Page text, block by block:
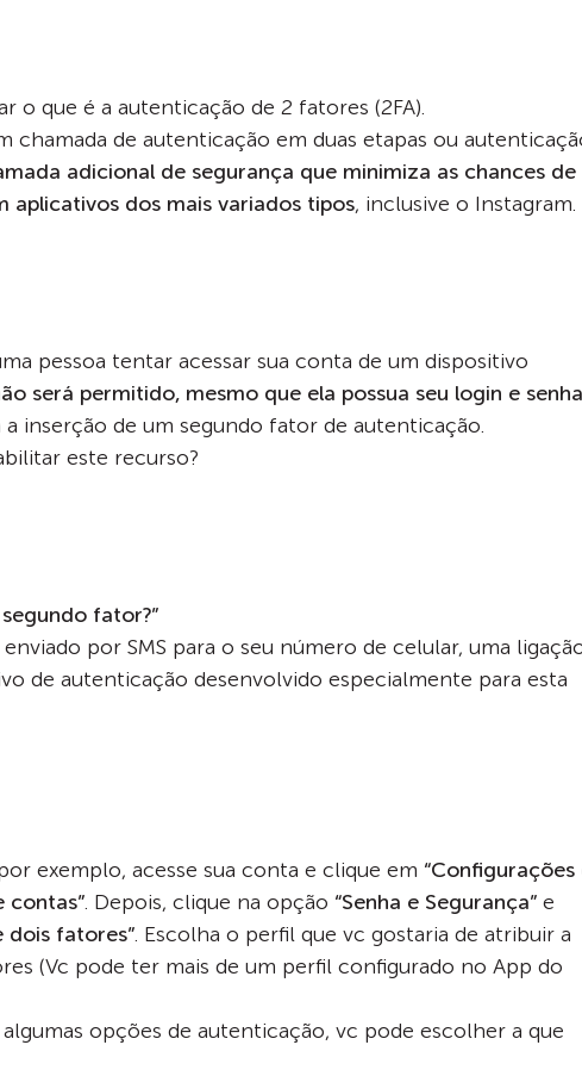
o que é a autenticação de 2 fatores (2FA).
chamada de autenticação em duas etapas ou
adicional de segurança que minimiza as chances de
aplicativos dos mais variados tipos, inclusive o Instagram.
pessoa tentar acessar sua conta de um dispositivo
será permitido, mesmo que ela possua seu login e senha
inserção de um segundo fator de autenticação.
este recurso?
fator?”
por SMS para o seu número de celular, uma
de autenticação desenvolvido especialmente para esta
exemplo, acesse sua conta e clique em “Configurações
contas”. Depois, clique na opção “Senha e Segurança” e
dois fatores”. Escolha o perfil que vc gostaria de atribuir a
(Vc pode ter mais de um perfil configurado no App do
opções de autenticação, vc pode escolher a que